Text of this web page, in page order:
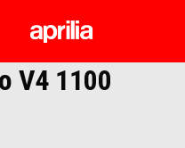
Prejsť na hlavný obsah
V4 1100